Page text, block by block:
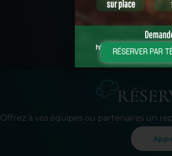
Offrez à vos équipes ou partenaires un
RÉSERVER PAR